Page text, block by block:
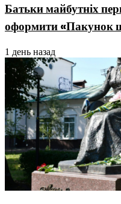
Батьки майбутніх
оформити «Пакунок
1 день назад